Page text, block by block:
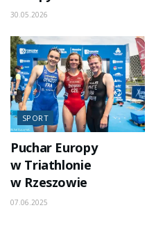
30.05.2026
SPORT
Puchar Europy
w Triathlonie
w Rzeszowie
07.06.2025